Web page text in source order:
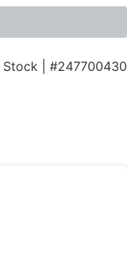
Stock | #247700430